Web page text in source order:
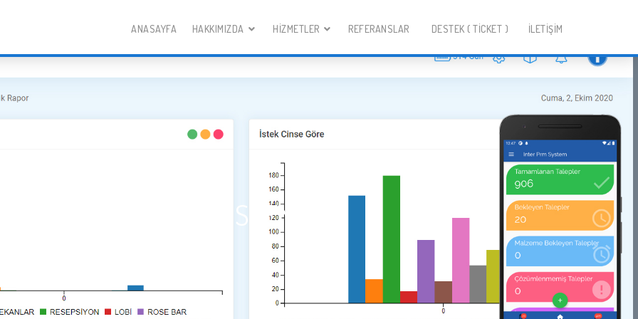
ANASAYFA HAKKIMIZDA HIZMETLER REFERANSLAR DESTEK ( TICKET ) İLETİŞİM
PRM ARIZA TAKIP SISTEMI